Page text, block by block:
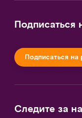
Подписаться
Подписаться на
Следите за